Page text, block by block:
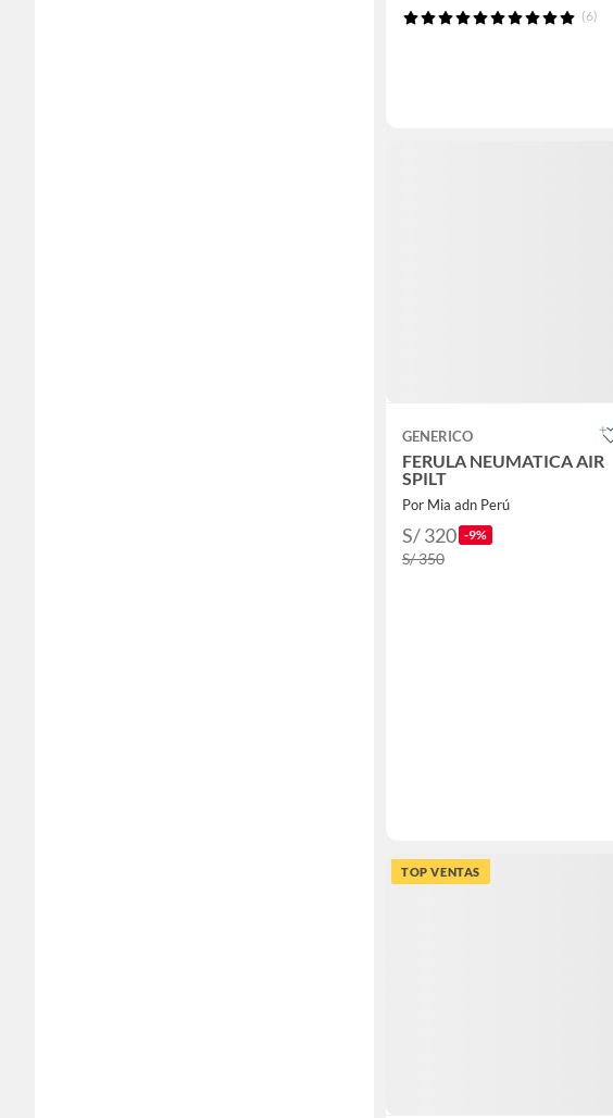
(6)
GENERICO
FERULA NEUMATICA AIR
SPILT
Por Mia adn Perú
S/ 320 -9%
S/ 350
TOP VENTAS